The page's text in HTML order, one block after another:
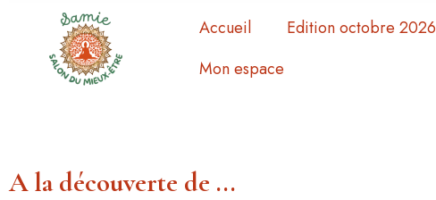
Accueil Edition octobre 2026
Mon espace
A la découverte de ...